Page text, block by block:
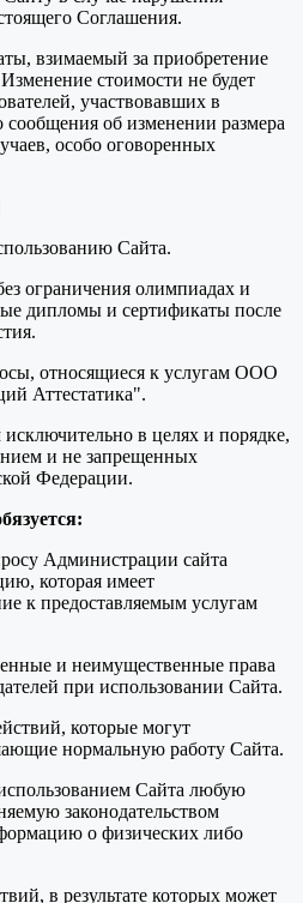
Соглашения.
взимаемый за приобретение
стоимости не будет
участвовавших в
об изменении размера
особо оговоренных
Сайта.
ограничения олимпиадах и
дипломы и сертификаты после
относящиеся к услугам ООО
Аттестатика".
в целях и порядке,
и не запрещенных
Федерации.
Администрации сайта
которая имеет
к предоставляемым услугам
и неимущественные права
при использовании Сайта.
которые могут
нормальную работу Сайта.
Сайта любую
законодательством
о физических либо
в результате которых может